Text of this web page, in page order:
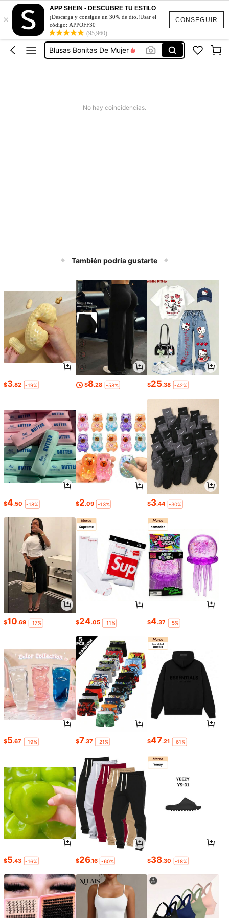
CONSEGUIR
×
APP SHEIN - DESCUBRE TU ESTILO
¡Descarga y consigue un 30% de dto.!Usar el
código: APPOFF30
(95,960)
Vestidos De Mujer Casual
Vestidos Elegantes De Mujer
Blusas Bonitas De Mujer
Conjunto De Dos Piezas Mujer
No hay coincidencias.
También podría gustarte
$3.82 -19% $8.28 -58% $25.38 -42%
$4.50 -18% $2.09 -13% $3.44 -30%
$10.69 -17% $24.05 -11% $4.37 -5%
$5.67 -19% $7.37 -21% $47.21 -61%
$5.43 -16% $26.16 -60% $38.30 -18%